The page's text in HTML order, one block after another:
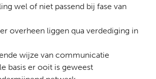
wel of niet passend bij fase van
overheen liggen qua verdediging in
wijze van communicatie
basis er ooit is geweest